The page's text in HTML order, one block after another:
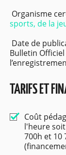
Organisme
sports, de la
Date de
Bulletin Officiel
TARIFS ET
Coût
l'heure soit
700h et 10